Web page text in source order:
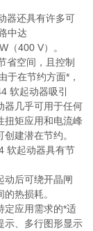
器还具有许多可
中达
（400 V）。
省空间，且控制
于在节约方面*，
软起动器吸引
器几乎可用于任何
扭矩应用和电流峰
建潜在节约。
软起动器具有节
动后可绕开晶闸
热损耗。
定应用需求的*适
示、多行图形显示